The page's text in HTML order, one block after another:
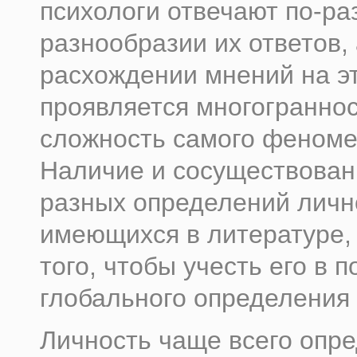
психологи отвечают по-
разнообразии их
расхождении мне­ний на
проявляется
сложность самого
Наличие и
разных определений
имеющихся в литературе,
того, чтобы учесть его в
глобального
Личность чаще всего